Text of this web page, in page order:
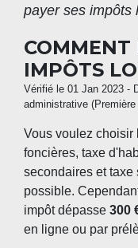
payer ses impôts
COMMENT
IMPÔTS
Vérifié le 01 Jan 2023 -
administrative
Vous voulez choisir
foncières, taxe
secondaires et taxe
possible.
impôt dépasse 300
en ligne ou par